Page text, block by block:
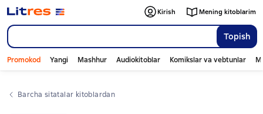
Topish
Kirish Mening kitoblarim
Promokod Yangi Mashhur Audiokitoblar Komikslar va vebtunlar
Barcha sitatalar kitoblardan